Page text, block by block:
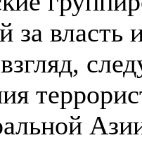
за власть